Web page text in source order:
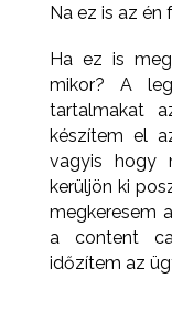
Na ez is az én
Ha ez is
mikor? A
tartalmakat
készítem el
vagyis hogy
kerüljön ki
megkeresem
a content
időzítem az